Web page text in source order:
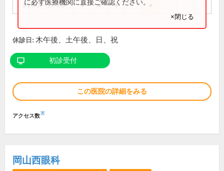
14:00～17:00 ● ● ●
に必ず医療機関に直接ご確認ください。
×閉じる
休診日: 木午後、土午後、日、祝
初診受付
この医院の詳細をみる
アクセス数※
岡山西眼科